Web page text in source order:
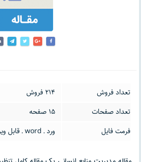
تعداد فروش
214 فروش
تعداد صفحات
15 صفحه
فرمت فایل
ورد ـ word ـ قابل ویرایش